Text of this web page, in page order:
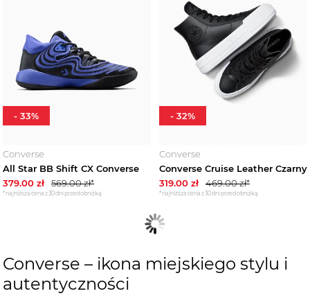
Converse
All Star BB Shift CX Converse
379.00 zł 569.00zł*
*najniższa cena z 30 dni przed obniżką
- 33%
Converse
Converse Cruise Leather Czarny
319.00 zł 469.00zł*
*najniższa cena z 30 dni przed obniżką
- 32%
Converse – ikona miejskiego stylu i
autentyczności